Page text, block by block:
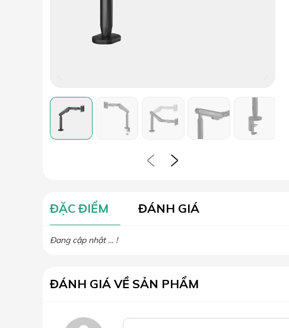
ĐẶC ĐIỂM ĐÁNH GIÁ
Đang cập nhật ... !
ĐÁNH GIÁ VỀ SẢN PHẨM